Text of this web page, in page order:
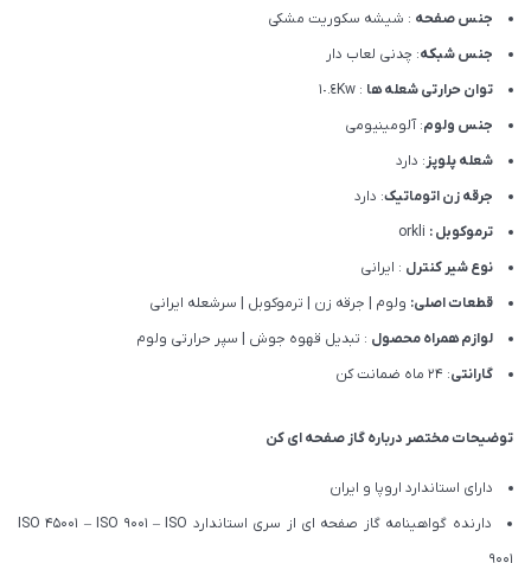
جنس صفحه : شیشه سکوریت مشکی
جنس شبکه: چدنی لعاب دار
توان حرارتی شعله ها : ١٠.٤Kw
جنس ولوم: آلومینیومی
شعله پلوپز: دارد
جرقه زن اتوماتیک: دارد
ترموکوبل :
نوع شیر کنترل : ایرانی
قطعات اصلی: ولوم | جرقه زن | ترموکوبل | سرشعله ایرانی
لوازم همراه محصول : تبدیل قهوه جوش | سپر حرارتی ولوم
گارانتی: 24 ماه ضمانت کن
توضیحات مختصر درباره گاز صفحه ای کن
دارای استاندارد اروپا و ایران
دارنده گواهینامه گاز صفحه ای از سری استاندارد ISO 45001 – ISO 9001 – ISO